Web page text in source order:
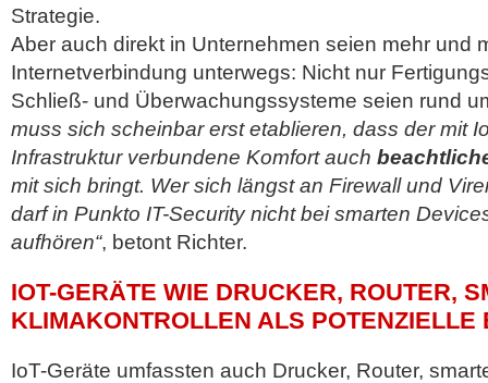
Strategie.
Aber auch direkt in Unternehmen seien mehr und
Internetverbindung unterwegs: Nicht nur
Schließ- und Überwachungssysteme seien rund
muss sich scheinbar erst etablieren, dass der mit
Infrastruktur verbundene Komfort auch
mit sich bringt. Wer sich längst an Firewall und
darf in Punkto IT-Security nicht bei smarten
aufhören“, betont Richter.
IOT-GERÄTE WIE DRUCKER, ROUTER,
KLIMAKONTROLLEN ALS POTENZIELLE
IoT-Geräte umfassten auch Drucker, Router,